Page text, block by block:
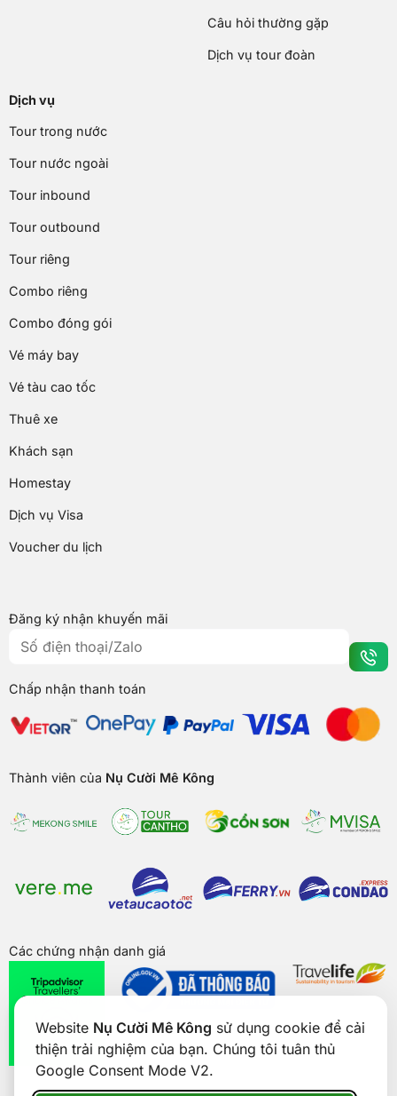
Website Nụ Cười Mê Kông sử dụng cookie để cải
thiện trải nghiệm của bạn. Chúng tôi tuân thủ
Google Consent Mode V2.
Câu hỏi thường gặp
Dịch vụ tour đoàn
Dịch vụ
Tour trong nước
Tour nước ngoài
Tour inbound
Tour outbound
Tour riêng
Combo riêng
Combo đóng gói
Vé máy bay
Vé tàu cao tốc
Thuê xe
Khách sạn
Homestay
Dịch vụ Visa
Voucher du lịch
Đăng ký nhận khuyến mãi
Chấp nhận thanh toán
Thành viên của Nụ Cười Mê Kông
Các chứng nhận danh giá